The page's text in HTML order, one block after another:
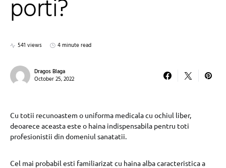
porti?
541 views 4 minute read
Dragos Blaga
October 25, 2022
Cu totii recunoastem o uniforma medicala cu ochiul liber,
deoarece aceasta este o haina indispensabila pentru toti
profesionistii din domeniul sanatatii.
Cel mai probabil esti familiarizat cu haina alba caracteristica a